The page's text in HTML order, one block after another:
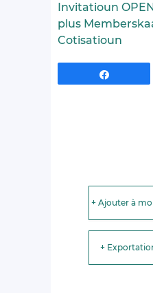
Invitatioun
plus
Cotisatioun
+ Ajouter à
+